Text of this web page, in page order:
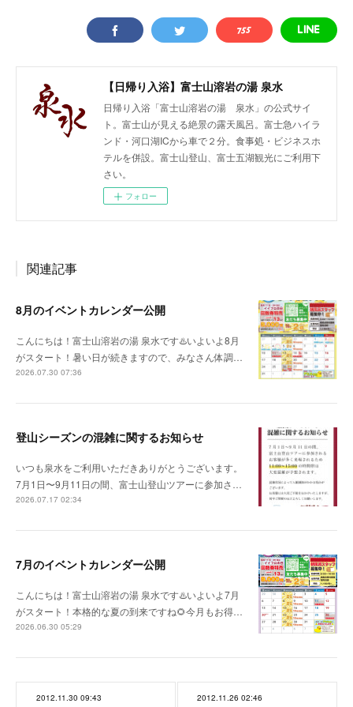
【日帰り入浴】富士山溶岩の湯 泉水
日帰り入浴「富士山溶岩の湯 泉水」の公式サイ
ト。富士山が見える絶景の露天風呂。富士急ハイラ
ンド・河口湖ICから車で２分。食事処・ビジネスホ
テルを併設。富士山登山、富士五湖観光にご利用下
さい。
フォロー
関連記事
8月のイベントカレンダー公開
こんにちは！富士山溶岩の湯 泉水です♨️いよいよ8月
がスタート！暑い日が続きますので、みなさん体調…
2026.07.30 07:36
登山シーズンの混雑に関するお知らせ
いつも泉水をご利用いただきありがとうございます。
7月1日〜9月11日の間、富士山登山ツアーに参加さ…
2026.07.17 02:34
7月のイベントカレンダー公開
こんにちは！富士山溶岩の湯 泉水です♨️いよいよ7月
がスタート！本格的な夏の到来ですね🌻今月もお得…
2026.06.30 05:29
2012.11.30 09:43 2012.11.26 02:46